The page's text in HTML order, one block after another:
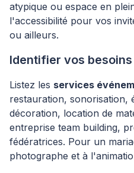
atypique ou espace en
l'accessibilité pour vos
ou ailleurs.
Identifier vos
Listez les services
restauration, sonorisation,
décoration, location de
entreprise team building,
fédératrices. Pour un
photographe et à